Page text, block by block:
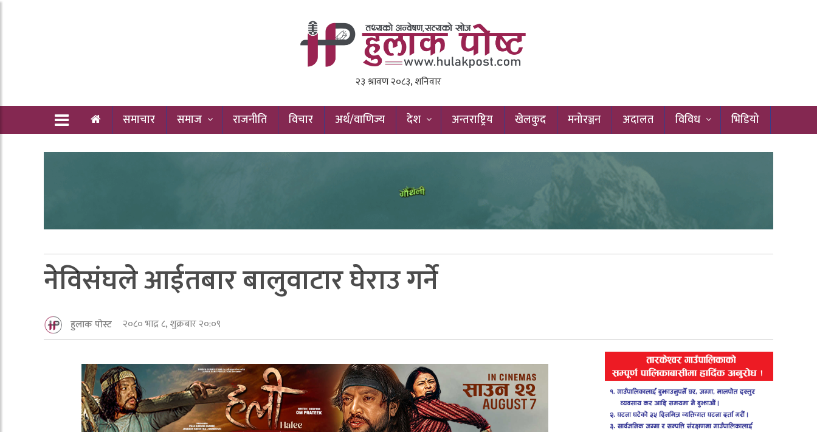
समाचार समाज राजनीति विचार अर्थ/वाणिज्य देश अन्तराष्ट्रिय खेलकुद मनोरञ्जन अदालत विविध भिडियो
नेविसंघले आईतबार बालुवाटार घेराउ गर्ने
हुलाक पोस्ट २०८० भाद्र ८, शुक्रबार २०:०९